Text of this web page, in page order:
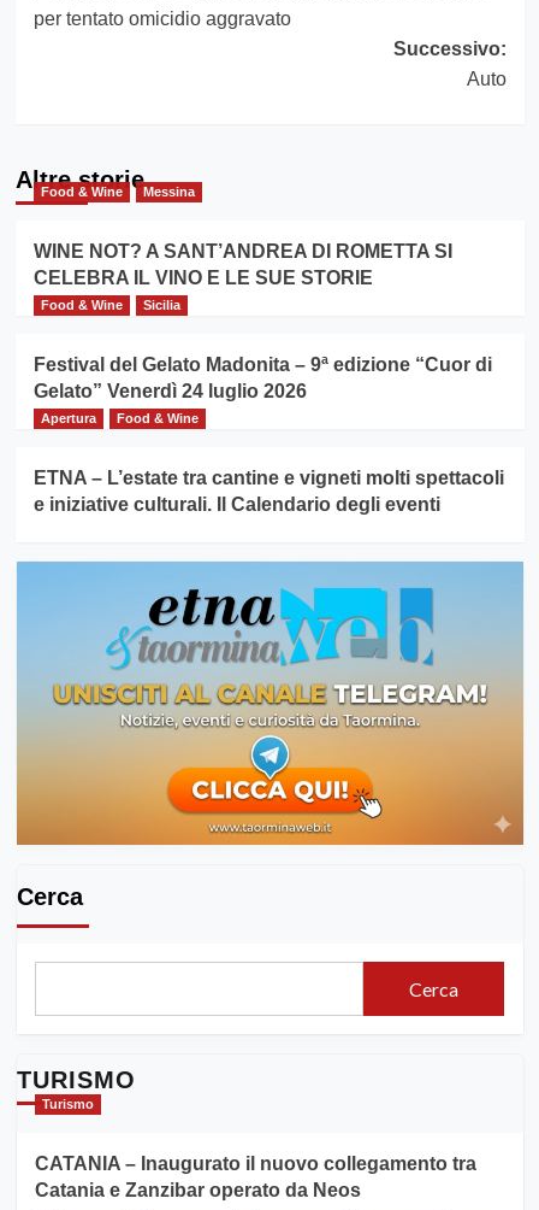
per tentato omicidio aggravato
Successivo:
Auto
Altre storie
Food & Wine Messina
WINE NOT? A SANT’ANDREA DI ROMETTA SI
CELEBRA IL VINO E LE SUE STORIE
Food & Wine Sicilia
Festival del Gelato Madonita – 9ª edizione “Cuor di
Gelato” Venerdì 24 luglio 2026
Apertura Food & Wine
ETNA – L’estate tra cantine e vigneti molti spettacoli
e iniziative culturali. Il Calendario degli eventi
Cerca
Cerca
TURISMO
Turismo
CATANIA – Inaugurato il nuovo collegamento tra
Catania e Zanzibar operato da Neos